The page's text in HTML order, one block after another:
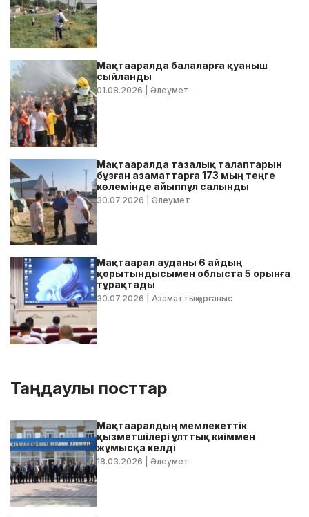
Мақтааралда балаларға қуаныш
сыйланды
01.08.2026 | Әлеумет
Мақтааралда тазалық талаптарын
бұзған азаматтарға 173 мың теңге
көлемінде айыппұл салынды
30.07.2026 | Әлеумет
Мақтаарал ауданы 6 айдың
қорытындысымен облыста 5 орынға
тұрақтады
30.07.2026 | Азаматтық қорғаныс
Таңдаулы посттар
Мақтааралдың мемлекеттік
қызметшілері ұлттық киіммен
жұмысқа келді
18.03.2026 | Әлеумет